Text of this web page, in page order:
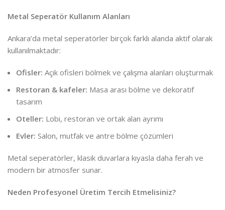
Metal Seperatör Kullanım Alanları
Ankara’da metal seperatörler birçok farklı alanda aktif olarak
kullanılmaktadır:
Ofisler: Açık ofisleri bölmek ve çalışma alanları oluşturmak
Restoran & kafeler: Masa arası bölme ve dekoratif
tasarım
Oteller: Lobi, restoran ve ortak alan ayrımı
Evler: Salon, mutfak ve antre bölme çözümleri
Metal seperatörler, klasik duvarlara kıyasla daha ferah ve
modern bir atmosfer sunar.
Neden Profesyonel Üretim Tercih Etmelisiniz?